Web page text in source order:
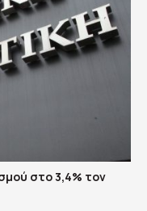
στο 3,4% τον